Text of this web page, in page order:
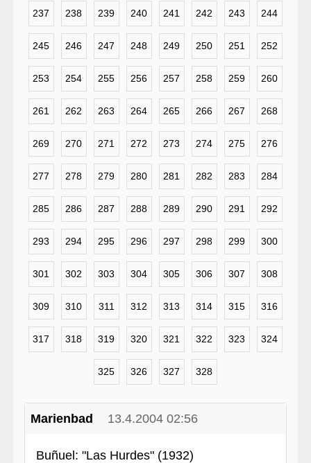
237 238 239 240 241 242 243 244
245 246 247 248 249 250 251 252
253 254 255 256 257 258 259 260
261 262 263 264 265 266 267 268
269 270 271 272 273 274 275 276
277 278 279 280 281 282 283 284
285 286 287 288 289 290 291 292
293 294 295 296 297 298 299 300
301 302 303 304 305 306 307 308
309 310 311 312 313 314 315 316
317 318 319 320 321 322 323 324
325 326 327 328
Marienbad 13.4.2004 02:56
Buñuel: "Las Hurdes" (1932)